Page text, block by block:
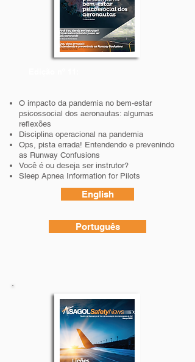
O impacto da pandemia no bem-estar
psicossocial dos aeronautas: algumas
reflexões
Disciplina operacional na pandemia
Ops, pista errada! Entendendo e prevenindo
as Runway Confusions
Você é ou deseja ser instrutor?
Sleep Apnea Information for Pilots
English
Português